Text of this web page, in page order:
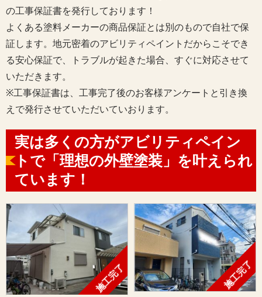
の工事保証書を発行しております！
よくある塗料メーカーの商品保証とは別のもので自社で保
証します。地元密着のアビリティペイントだからこそでき
る安心保証で、トラブルが起きた場合、すぐに対応させて
いただきます。
※工事保証書は、工事完了後のお客様アンケートと引き換
えで発行させていただいていおります。
実は多くの方がアビリティペイン
トで「理想の外壁塗装」 を叶えられ
ています！
施工完了 施工完了